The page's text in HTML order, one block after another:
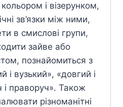
і візерунком,
зв’язки між ними,
в смислові групи,
зайве або
познайомиться з
і вузький», «довгий і
і праворуч». Також
різноманітні